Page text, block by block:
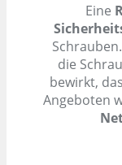
Eine
die
bewirkt,
Angeboten